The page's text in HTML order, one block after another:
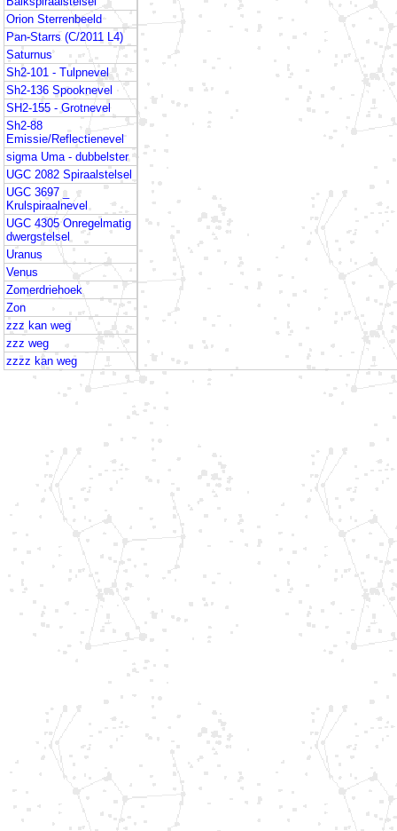
Orion Sterrenbeeld
Pan-Starrs (C/2011 L4)
Saturnus
Sh2-101 - Tulpnevel
Sh2-136 Spooknevel
SH2-155 - Grotnevel
Sh2-88
Emissie/Reflectienevel
sigma Uma - dubbelster
UGC 2082 Spiraalstelsel
UGC 3697 _
Krulspiraalnevel
UGC 4305 Onregelmatig
dwergstelsel
Uranus
Venus
Zomerdriehoek
Zon
zzz kan weg
zzz weg
zzzz kan weg